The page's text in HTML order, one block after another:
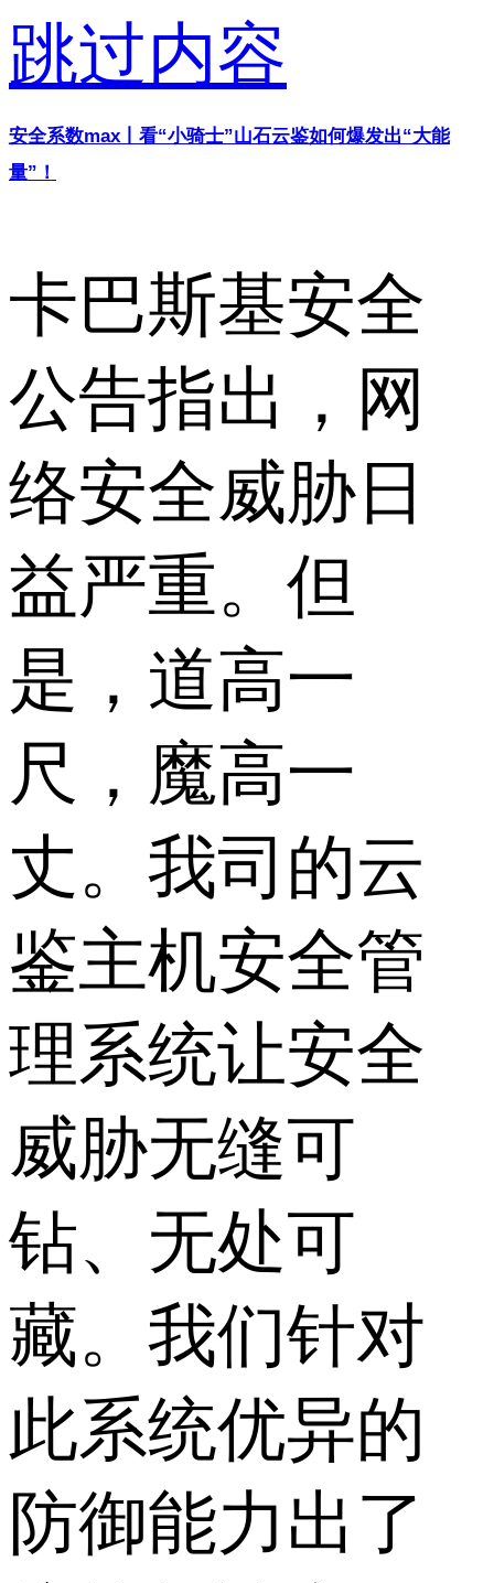
跳过内容
安全系数max丨看“小骑士”山石云鉴如何爆发出“大能
量”！
卡巴斯基安全
公告指出，网
络安全威胁日
益严重。但
是，道高一
尺，魔高一
丈。我司的云
鉴主机安全管
理系统让安全
威胁无缝可
钻、无处可
藏。我们针对
此系统优异的
防御能力出了